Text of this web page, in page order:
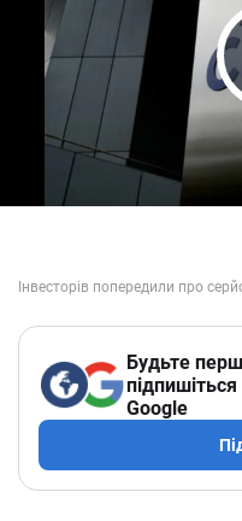
Будьте
Google